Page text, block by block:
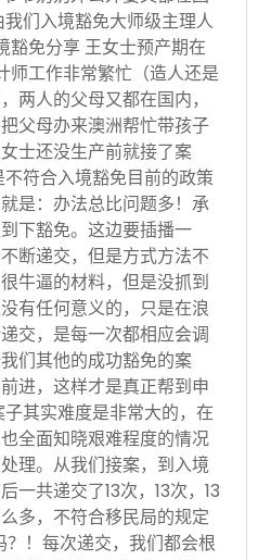
们入境豁免大师级主理人
免分享 王女士预产期在
师工作非常繁忙（造人还是
两人的父母又都在国内，
父母办来澳洲帮忙带孩子
士还没生产前就接了案
符合入境豁免目前的政策
是：办法总比问题多！承
下豁免。这边要插播一
断递交，但是方式方法不
牛逼的材料，但是没抓到
有任何意义的，只是在浪
交，是每一次都相应会调
们其他的成功豁免的案
进，这样才是真正帮到申
其实难度是非常大的，在
全面知晓艰难程度的情况
理。从我们接案，到入境
一共递交了13次，13次，13
多，不符合移民局的规定
！每次递交，我们都会根